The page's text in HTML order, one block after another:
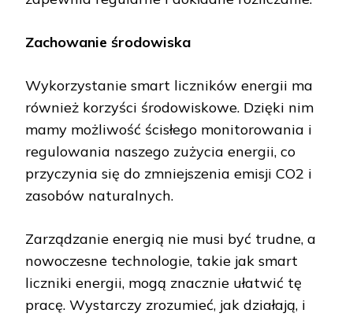
Zachowanie środowiska
Wykorzystanie smart liczników energii ma
również korzyści środowiskowe. Dzięki nim
mamy możliwość ścisłego monitorowania i
regulowania naszego zużycia energii, co
przyczynia się do zmniejszenia emisji CO2 i
zasobów naturalnych.
Zarządzanie energią nie musi być trudne, a
nowoczesne technologie, takie jak smart
liczniki energii, mogą znacznie ułatwić tę
pracę. Wystarczy zrozumieć, jak działają, i